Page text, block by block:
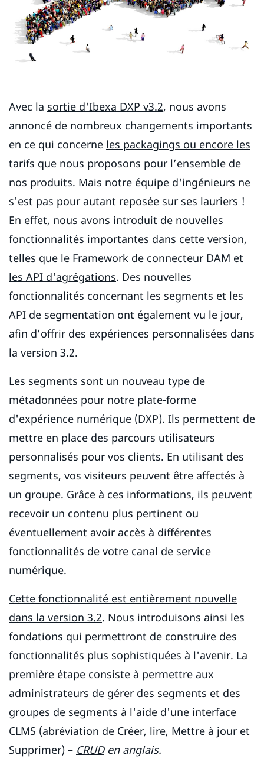
Avec la sortie d'Ibexa DXP v3.2, nous avons
annoncé de nombreux changements importants
en ce qui concerne les packagings ou encore les
tarifs que nous proposons pour l’ensemble de
nos produits. Mais notre équipe d'ingénieurs ne
s'est pas pour autant reposée sur ses lauriers !
En effet, nous avons introduit de nouvelles
fonctionnalités importantes dans cette version,
telles que le Framework de connecteur DAM et
les API d'agrégations. Des nouvelles
fonctionnalités concernant les segments et les
API de segmentation ont également vu le jour,
afin d’offrir des expériences personnalisées dans
la version 3.2.
Les segments sont un nouveau type de
métadonnées pour notre plate-forme
d'expérience numérique (DXP). Ils permettent de
mettre en place des parcours utilisateurs
personnalisés pour vos clients. En utilisant des
segments, vos visiteurs peuvent être affectés à
un groupe. Grâce à ces informations, ils peuvent
recevoir un contenu plus pertinent ou
éventuellement avoir accès à différentes
fonctionnalités de votre canal de service
numérique.
Cette fonctionnalité est entièrement nouvelle
dans la version 3.2. Nous introduisons ainsi les
fondations qui permettront de construire des
fonctionnalités plus sophistiquées à l'avenir. La
première étape consiste à permettre aux
administrateurs de gérer des segments et des
groupes de segments à l'aide d'une interface
CLMS (abréviation de Créer, lire, Mettre à jour et
Supprimer) – CRUDen anglais.